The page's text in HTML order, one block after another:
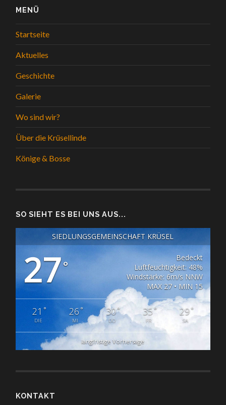
MENÜ
Startseite
Aktuelles
Geschichte
Galerie
Wo sind wir?
Über die Krüsellinde
Könige & Bosse
SO SIEHT ES BEI UNS AUS...
SIEDLUNGSGEMEINSCHAFT KRÜSEL
27°
Bedeckt
Luftfeuchtigkeit: 48%
Windstärke: 6m/s NNW
MAX 27 • MIN 15
21 °
DIE
26°
MI
30°
DO
35°
FR
29°
SA
langfristige Vorhersage
KONTAKT